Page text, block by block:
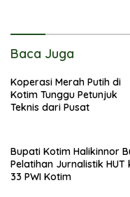
Baca Juga
Koperasi Merah Putih di
Kotim Tunggu Petunjuk
Teknis dari Pusat
Bupati Kotim Halikinnor
Pelatihan Jurnalistik HUT
33 PWI Kotim